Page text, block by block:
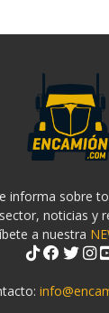
informa sobre
noticias y
a nuestra